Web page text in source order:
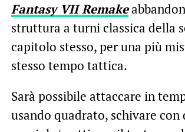
Fantasy VII Remake
struttura a turni classica della
capitolo stesso, per una più
stesso tempo tattica.
Sarà possibile attaccare in
usando quadrato, schivare con